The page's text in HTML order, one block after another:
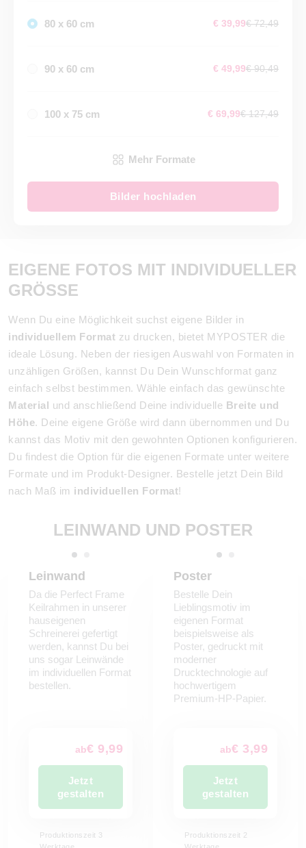
80 x 60 cm € 39,99€ 72,49
90 x 60 cm € 49,99€ 90,49
100 x 75 cm € 69,99€ 127,49
Mehr Formate
Bilder hochladen
EIGENE FOTOS MIT INDIVIDUELLER
GRÖSSE
Wenn Du eine Möglichkeit suchst eigene Bilder in
individuellem Format zu drucken, bietet MYPOSTER die
ideale Lösung. Neben der riesigen Auswahl von Formaten in
unzähligen Größen, kannst Du Dein Wunschformat ganz
einfach selbst bestimmen. Wähle einfach das gewünschte
Material und anschließend Deine individuelle Breite und
Höhe. Deine eigene Größe wird dann übernommen und Du
kannst das Motiv mit den gewohnten Optionen konfigurieren.
Du findest die Option für die eigenen Formate unter weitere
Formate und im Produkt-Designer. Bestelle jetzt Dein Bild
nach Maß im individuellen Format!
LEINWAND UND POSTER
Leinwand
Da die Perfect Frame
Keilrahmen in unserer
hauseigenen
Schreinerei gefertigt
werden, kannst Du bei
uns sogar Leinwände
im individuellen Format
bestellen.
ab€ 9,99
Jetzt
gestalten
Produktionszeit 3
Poster
Bestelle Dein
Lieblingsmotiv im
eigenen Format
beispielsweise als
Poster, gedruckt mit
moderner
Drucktechnologie auf
hochwertigem
Premium-HP-Papier.
ab€ 3,99
Jetzt
gestalten
Produktionszeit 2